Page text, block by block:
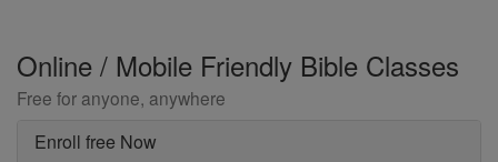
Online / Mobile Friendly Bible Classes
Free for anyone, anywhere
Enroll free Now